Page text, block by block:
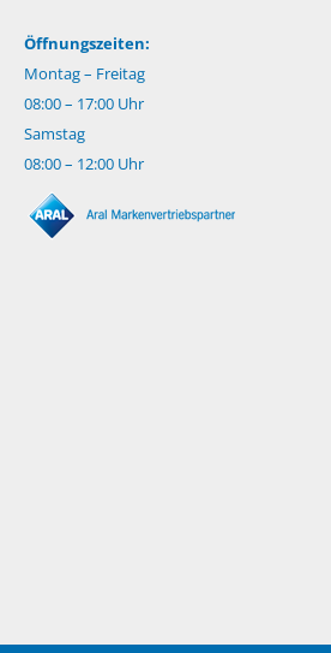
Öffnungszeiten:
Montag – Freitag
08:00 – 17:00 Uhr
Samstag
08:00 – 12:00 Uhr